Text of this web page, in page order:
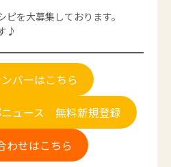
を大募集しております。
♪
バーはこちら
ニュース 無料新規登録
わせはこちら